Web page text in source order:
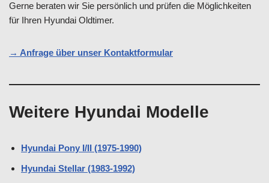
Gerne beraten wir Sie persönlich und prüfen die Möglichkeiten
für Ihren Hyundai Oldtimer.
→ Anfrage über unser Kontaktformular
Weitere Hyundai Modelle
Hyundai Pony I/II (1975-1990)
Hyundai Stellar (1983-1992)